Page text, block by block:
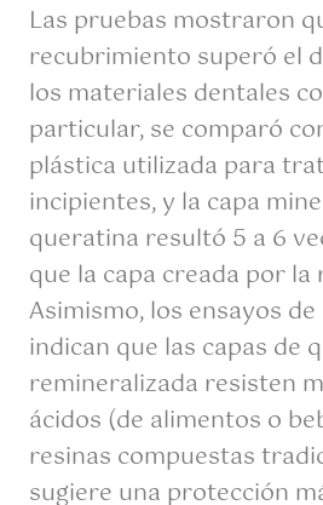
Las pruebas mostraron
recubrimiento superó el
los materiales dentales
particular, se comparó
plástica utilizada para
incipientes, y la capa
queratina resultó 5 a 6
que la capa creada por la
Asimismo, los ensayos
indican que las capas de
remineralizada resisten
ácidos (de alimentos o
resinas compuestas
sugiere una protección